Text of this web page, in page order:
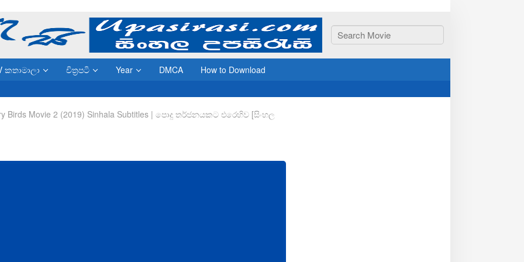
කතාමාලා චිත්‍රපටි Year DMCA How to Download
Birds Movie 2 (2019) Sinhala Subtitles | පොදු තර්ජනයකට එරෙහිව [සිංහල